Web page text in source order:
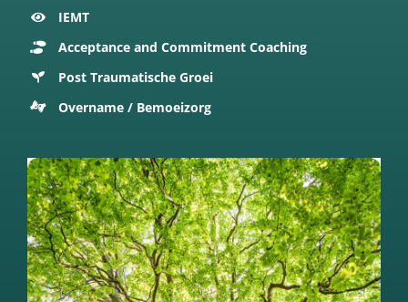
IEMT
Acceptance and Commitment Coaching
Post Traumatische Groei
Overname / Bemoeizorg